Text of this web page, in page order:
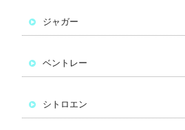
ジャガー
ベントレー
シトロエン